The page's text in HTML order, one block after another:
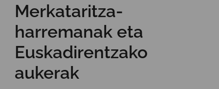
Merkataritza-
harremanak eta
Euskadirentzako
aukerak